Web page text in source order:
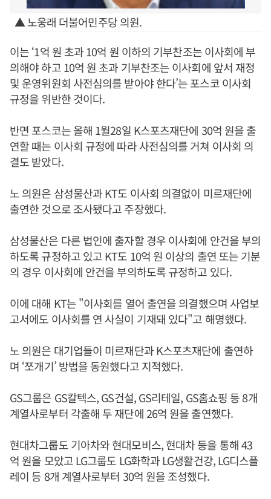
▲ 노웅래 더불어민주당 의원.
이는 ‘1억 원 초과 10억 원 이하의 기부찬조는 이사회에 부
의해야 하고 10억 원 초과 기부찬조는 이사회에 앞서 재정
및 운영위원회 사전심의를 받아야 한다’는 포스코 이사회
규정을 위반한 것이다.
반면 포스코는 올해 1월28일 K스포츠재단에 30억 원을 출
연할 때는 이사회 규정에 따라 사전심의를 거쳐 이사회 의
결도 받았다.
노 의원은 삼성물산과 KT도 이사회 의결없이 미르재단에
출연한 것으로 조사됐다고 주장했다.
삼성물산은 다른 법인에 출자할 경우 이사회에 안건을 부의
하도록 규정하고 있고 KT도 10억 원 이상의 출연 또는 기분
의 경우 이사회에 안건을 부의하도록 규정하고 있다.
이에 대해 KT는 "이사회를 열어 출연을 의결했으며 사업보
고서에도 이사회를 연 사실이 기재돼 있다"고 해명했다.
노 의원은 대기업들이 미르재단과 K스포츠재단에 출연하
며 ‘쪼개기’ 방법을 동원했다고 지적했다.
GS그룹은 GS칼텍스, GS건설, GS리테일, GS홈쇼핑 등 8개
계열사로부터 각출해 두 재단에 26억 원을 출연했다.
현대차그룹도 기아차와 현대모비스, 현대차 등을 통해 43
억 원을 모았고 LG그룹도 LG화학과 LG생활건강, LG디스플
레이 등 8개 계열사로부터 30억 원을 조성했다.